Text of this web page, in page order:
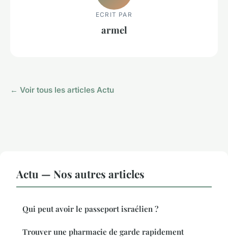
ECRIT PAR
armel
← Voir tous les articles Actu
Actu — Nos autres articles
Qui peut avoir le passeport israélien ?
Trouver une pharmacie de garde rapidement